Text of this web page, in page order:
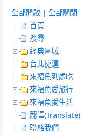
全部開啟 |全部關閉
首頁
搜尋
經典區域
台北捷運
來福魚到處吃
來福魚愛旅行
來福魚愛生活
翻譯(Translate)
聯絡我們